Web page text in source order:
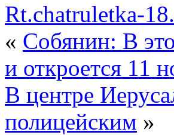
Rt.chatruletka-
« Собянин: В
и откроется 11
В центре
полицейским »